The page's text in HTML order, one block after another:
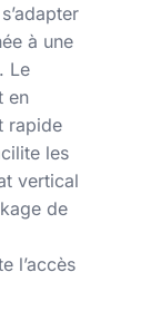
à une
Le
en
rapide
les
vertical
de
l’accès